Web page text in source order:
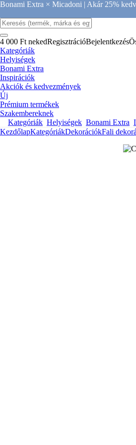
Bonami Extra × Micadoni | Akár 25%
4 000 Ft nekedRegisztrációBejelentkezés
Kategóriák
Helyiségek
Bonami Extra
Inspirációk
Akciók és kedvezmények
Új
Prémium termékek
Szakembereknek
Kategóriák Helyiségek Bonami Extra
KezdőlapKategóriákDekorációkFali